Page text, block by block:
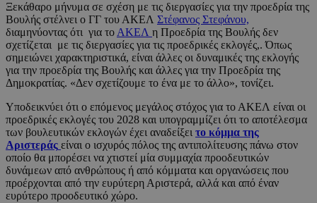
Ξεκάθαρο μήνυμα σε σχέση με τις διεργασίες για την προεδρία της
Βουλής στέλνει ο ΓΓ του ΑΚΕΛ Στέφανος Στεφάνου,
διαμηνύοντας ότι για το ΑΚΕΛ η Προεδρία της Βουλής δεν
σχετίζεται με τις διεργασίες για τις προεδρικές εκλογές,. Όπως
σημειώνει χαρακτηριστικά, είναι άλλες οι δυναμικές της εκλογής
για την προεδρία της Βουλής και άλλες για την Προεδρία της
Δημοκρατίας. «Δεν σχετίζουμε το ένα με το άλλο», τονίζει.
Υποδεικνύει ότι ο επόμενος μεγάλος στόχος για το ΑΚΕΛ είναι οι
προεδρικές εκλογές του 2028 και υπογραμμίζει ότι το αποτέλεσμα
των βουλευτικών εκλογών έχει αναδείξει το κόμμα της
Αριστεράς είναι ο ισχυρός πόλος της αντιπολίτευσης πάνω στον
οποίο θα μπορέσει να χτιστεί μία συμμαχία προοδευτικών
δυνάμεων από ανθρώπους ή από κόμματα και οργανώσεις που
προέρχονται από την ευρύτερη Αριστερά, αλλά και από έναν
ευρύτερο προοδευτικό χώρο.